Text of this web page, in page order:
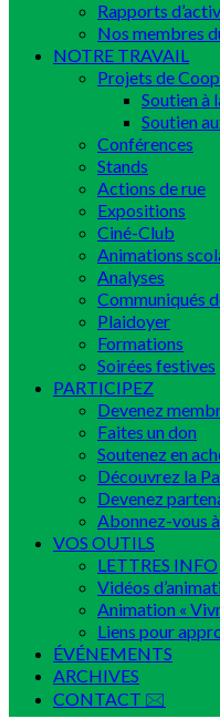
Rapports
Nos membres
NOTRE TRAVAIL
Projets de
Soutien à
Soutien
Conférences
Stands
Actions de rue
Expositions
Ciné-Club
Animations
Analyses
Communiqués
Plaidoyer
Formations
Soirées festives
PARTICIPEZ
Devenez
Faites un don
Soutenez en
Découvrez la
Devenez
Abonnez-vous
VOS OUTILS
LETTRES INFO
Vidéos
Animation «
Liens pour
ÉVÉNEMENTS
ARCHIVES
CONTACT 🖂